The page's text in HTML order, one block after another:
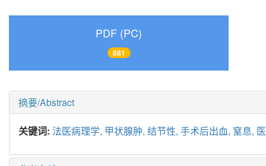
PDF (PC)
881
摘要/Abstract
关键词: 法医病理学, 甲状腺肿, 结节性, 手术后出血, 窒息,